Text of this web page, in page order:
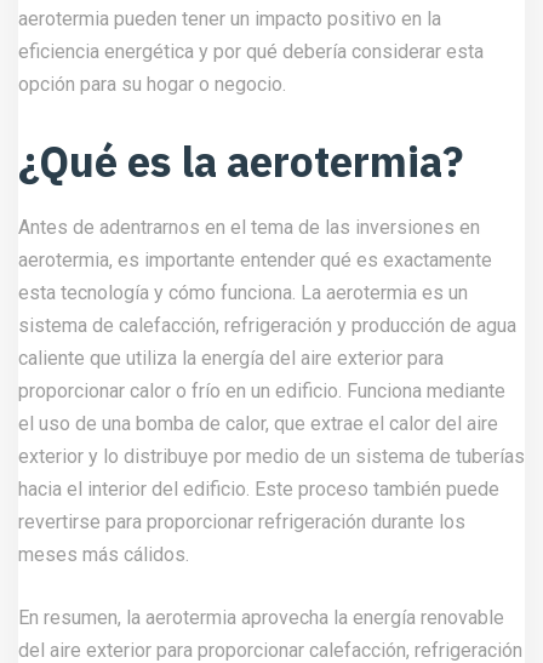
aerotermia pueden tener un impacto positivo en la
eficiencia energética y por qué debería considerar esta
opción para su hogar o negocio.
¿Qué es la aerotermia?
Antes de adentrarnos en el tema de las inversiones en
aerotermia, es importante entender qué es exactamente
esta tecnología y cómo funciona. La aerotermia es un
sistema de calefacción, refrigeración y producción de agua
caliente que utiliza la energía del aire exterior para
proporcionar calor o frío en un edificio. Funciona mediante
el uso de una bomba de calor, que extrae el calor del aire
exterior y lo distribuye por medio de un sistema de tuberías
hacia el interior del edificio. Este proceso también puede
revertirse para proporcionar refrigeración durante los
meses más cálidos.
En resumen, la aerotermia aprovecha la energía renovable
del aire exterior para proporcionar calefacción, refrigeración